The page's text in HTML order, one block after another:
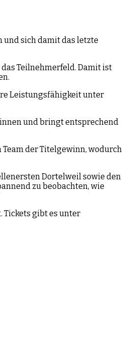
und sich damit das letzte
Teilnehmerfeld. Damit ist
Leistungsfähigkeit unter
und bringt entsprechend
der Titelgewinn, wodurch
Dortelweil sowie den
zu beobachten, wie
Tickets gibt es unter